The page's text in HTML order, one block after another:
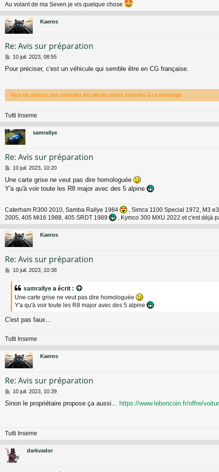
Au volant de ma Seven je vis quelque chose
Kaeros
Re: Avis sur préparation
M
s
g
e
10 juil. 2023, 08:55
Pour préciser, c'est un véhicule qui semble être en CG française.
Vous ne pouvez pas consulter les pièces jointes insérées à ce message.
Tutti Inseme
samrallye
Re: Avis sur préparation
M
s
s
e
10 juil. 2023, 10:20
Une carte grise ne veut pas dire homologuée
Y'a qu'à voir toute les R8 major avec des 5 alpine
Caterham R300 2010, Samba Rallye 1984
, Simca 1100 Special 1972, M3
2005, 405 Mi16 1988, 405 SRDT 1989
, Kymco 300 MXU 2022 et c'est déjà
Kaeros
Re: Avis sur préparation
M
e
10 juil. 2023, 10:38
samrallye a écrit :
Une carte grise ne veut pas dire homologuée
Y'a qu'à voir toute les R8 major avec des 5 alpine
C'est pas faux...
Tutti Inseme
Kaeros
Re: Avis sur préparation
M
s
e
10 juil. 2023, 10:39
Sinon le propriétaire propose ça aussi... https://www.leboncoin.fr/offre/
Tutti Inseme
darkvador